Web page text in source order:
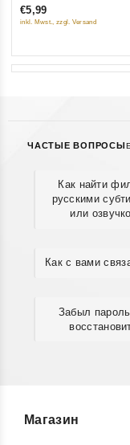
of
€5,99
inkl. Mwst., zzgl. Versand
ЧАСТЫЕ ВОПРОСЫ
Как найти
русскими
или
Как с вами
Забыл
Магазин